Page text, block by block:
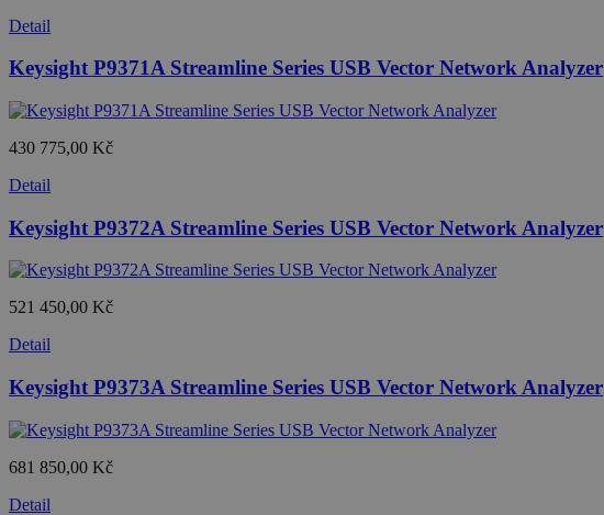
Detail
Keysight P9371A Streamline Series USB Vector Network Analyzer
430 775,00 Kč
Detail
Keysight P9372A Streamline Series USB Vector Network Analyzer
521 450,00 Kč
Detail
Keysight P9373A Streamline Series USB Vector Network Analyzer
681 850,00 Kč
Detail